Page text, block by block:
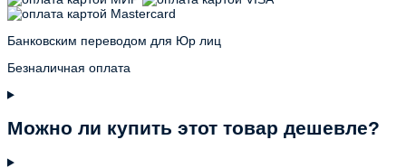
Банковским переводом для Юр лиц
Безналичная оплата
Можно ли купить этот товар дешевле?